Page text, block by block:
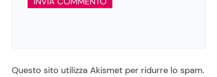
Questo sito utilizza Akismet per ridurre lo spam.